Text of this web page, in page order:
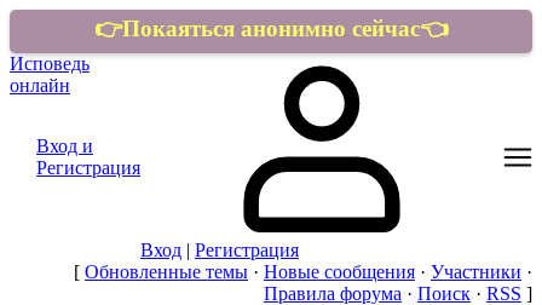
👉Покаяться анонимно сейчас👈
Исповедь
онлайн
Вход и
Регистрация
Вход | Регистрация
[ Обновленные темы · Новые сообщения · Участники ·
Правила форума · Поиск · RSS ]